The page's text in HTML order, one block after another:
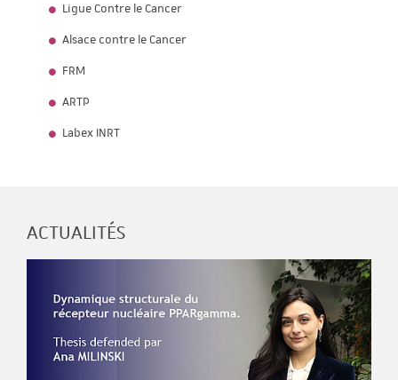
Ligue Contre le Cancer
Alsace contre le Cancer
FRM
ARTP
Labex INRT
ACTUALITÉS